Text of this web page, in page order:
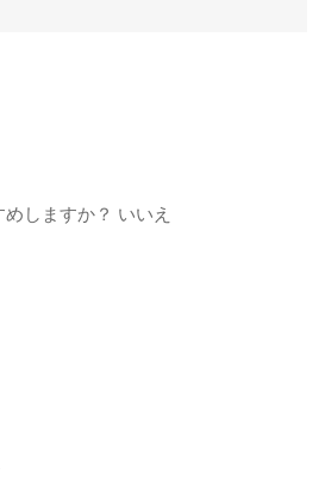
しますか？ いいえ